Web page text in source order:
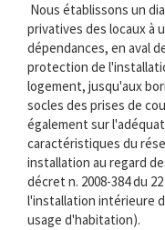
Nous établissons un
privatives des locaux à
dépendances, en aval
protection de
logement, jusqu'aux
socles des prises de
également sur
caractéristiques du
installation au regard
décret n. 2008-384 du
l'installation intérieure
usage d'habitation).